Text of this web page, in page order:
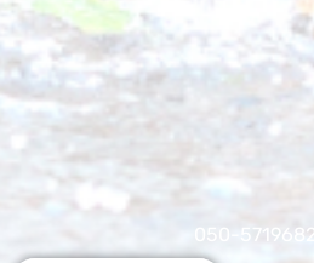
050-5719682